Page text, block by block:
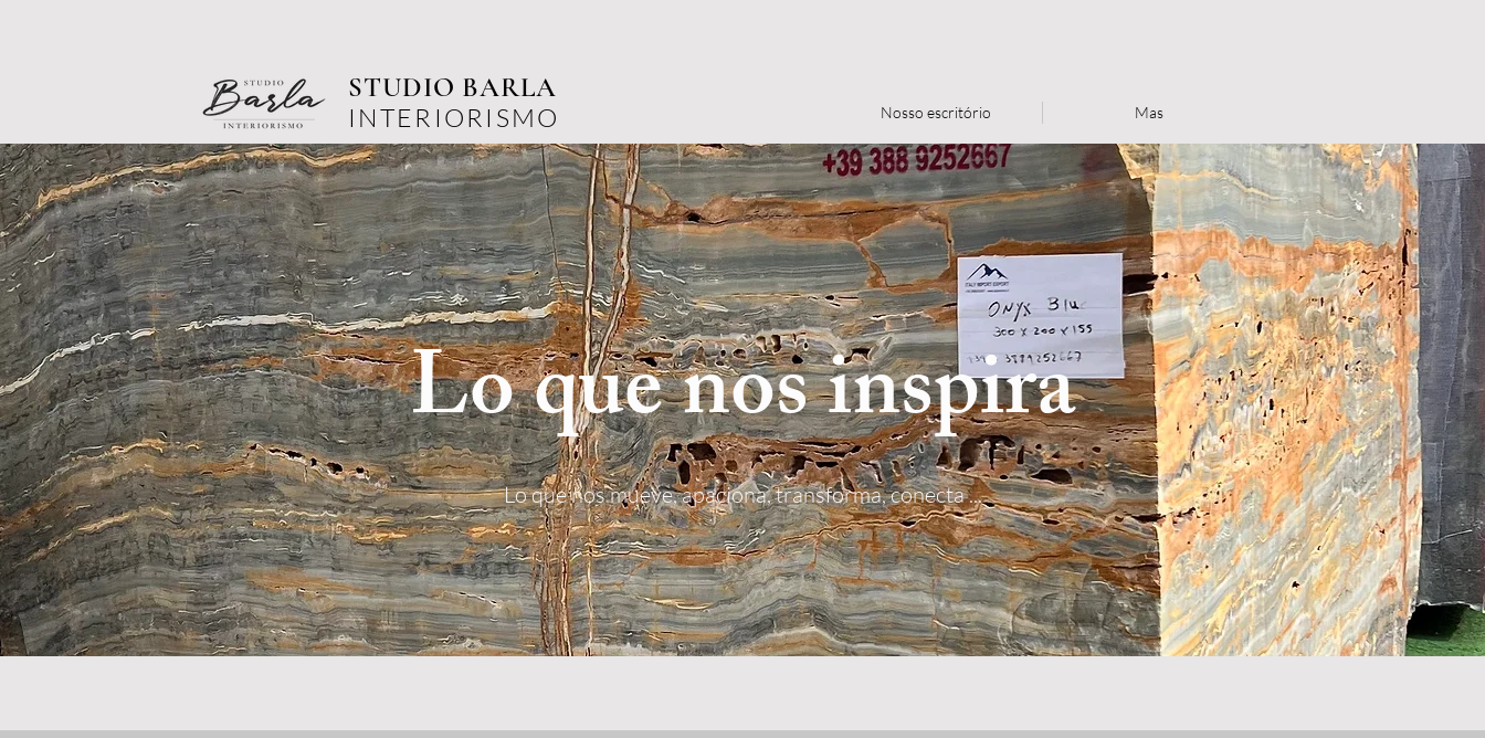
STUDIO BARLA
INTERIORISMO Nosso escritório Mas
Lo que nos inspira
Lo que nos mueve, apaciona, transforma, conecta ...